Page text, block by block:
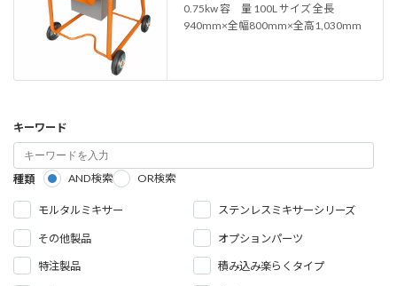
0.75kw 容 量 100L サイズ 全長
940mm×全幅800mm×全高1,030mm
キーワード
種類 AND検索 OR検索
モルタルミキサー ステンレスミキサーシリーズ
その他製品 オプションパーツ
特注製品 積み込み楽らくタイプ